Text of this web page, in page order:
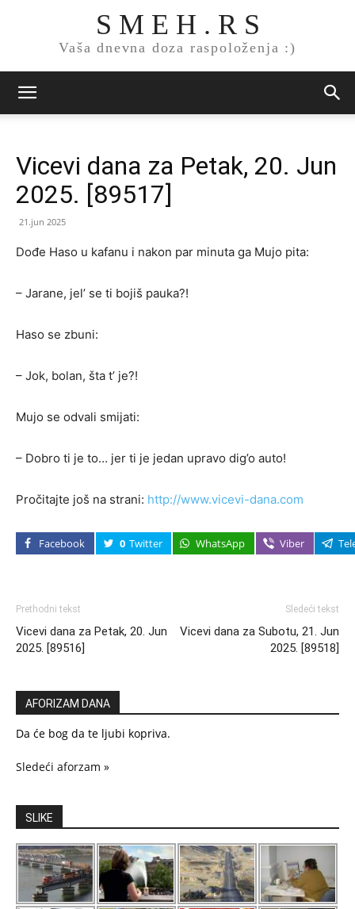
S M E H . R S
Vaša dnevna doza raspoloženja :)
Vicevi dana za Petak, 20. Jun
2025. [89517]
21.jun 2025
Dođe Haso u kafanu i nakon par minuta ga Mujo pita:
– Jarane, jel’ se ti bojiš pauka?!
Haso se zbuni:
– Jok, bolan, šta t’ je?!
Mujo se odvali smijati:
– Dobro ti je to… jer ti je jedan upravo dig’o auto!
Pročitajte još na strani: http://www.vicevi-dana.com
Facebook 0 Twitter WhatsApp Viber
Prethodni tekst
Vicevi dana za Petak, 20. Jun
2025. [89516]
Sledeći tekst
Vicevi dana za Subotu, 21. Jun
2025. [89518]
AFORIZAM DANA
Da će bog da te ljubi kopriva.
Sledeći aforzam »
SLIKE